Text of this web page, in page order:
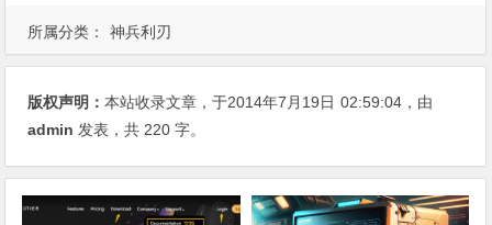
所属分类： 神兵利刃
版权声明：本站收录文章，于2014年7月19日 02:59:04 ，由
admin 发表，共 220 字。